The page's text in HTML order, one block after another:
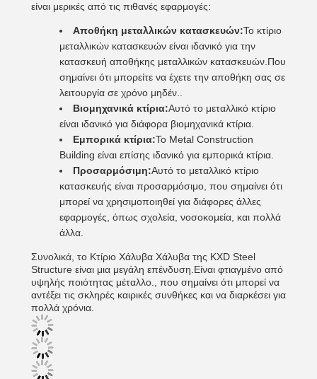
είναι μερικές από τις πιθανές εφαρμογές:
Αποθήκη μεταλλικών κατασκευών:Το κτίριο
μεταλλικών κατασκευών είναι ιδανικό για την
κατασκευή αποθήκης μεταλλικών κατασκευών.Που
σημαίνει ότι μπορείτε να έχετε την αποθήκη σας σε
λειτουργία σε χρόνο μηδέν..
Βιομηχανικά κτίρια:Αυτό το μεταλλικό κτίριο
είναι ιδανικό για διάφορα βιομηχανικά κτίρια.
Εμπορικά κτίρια:Το Metal Construction
Building είναι επίσης ιδανικό για εμπορικά κτίρια.
Προσαρμόσιμη:Αυτό το μεταλλικό κτίριο
κατασκευής είναι προσαρμόσιμο, που σημαίνει ότι
μπορεί να χρησιμοποιηθεί για διάφορες άλλες
εφαρμογές, όπως σχολεία, νοσοκομεία, και πολλά
άλλα.
Συνολικά, το Κτίριο Χάλυβα Χάλυβα της KXD Steel
Structure είναι μια μεγάλη επένδυση.Είναι φτιαγμένο από
υψηλής ποιότητας μέταλλο., που σημαίνει ότι μπορεί να
αντέξει τις σκληρές καιρικές συνθήκες και να διαρκέσει για
πολλά χρόνια.